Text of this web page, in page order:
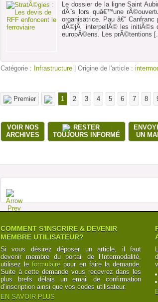
Le dossier de la ligne Saint
dÃ¨s lors quâ€™une
organisatrice. Pau â€“
dÃ©jÃ interpellÃ© les initiÃ©s
europÃ©ens. Les prÃ©tentions
Catégorie : Infrastructure | Origine de l'article :
Premier 1 2 3 4 5 6 7 8
VOIR NOS
ARCHIVES
RESTER
TOUJOURS INFORMÉ
UN
COMMENT S'INSCRIRE & DEVENIR
MEMBRE UTILISATEUR?
Si vous désirez déposer un article, il faut
devenir membre du portail de l’Intermodalité,
utilisez leformulaire pour en faire la demande.
Suite à cette demande vous recevrez dans les
plus brefs délais un email de confirmation
d’inscription ainsi que vos codes utilisateur.
EN SAVOIR PLUS